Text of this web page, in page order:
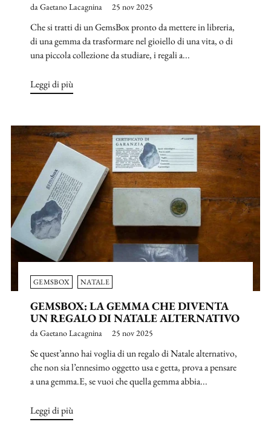
da Gaetano Lacagnina 25 nov 2025
Che si tratti di un GemsBox pronto da mettere in libreria,
di una gemma da trasformare nel gioiello di una vita, o di
una piccola collezione da studiare, i regali a...
Leggi di più
GEMSBOX NATALE
GEMSBOX: LA GEMMA CHE DIVENTA
UN REGALO DI NATALE ALTERNATIVO
da Gaetano Lacagnina 25 nov 2025
Se quest’anno hai voglia di un regalo di Natale alternativo,
che non sia l’ennesimo oggetto usa e getta, prova a pensare
a una gemma.E, se vuoi che quella gemma abbia...
Leggi di più